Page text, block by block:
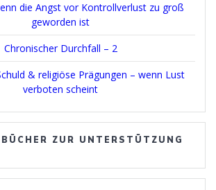
die Angst vor Kontrollverlust zu groß
geworden ist
Chronischer Durchfall – 2
& religiöse Prägungen – wenn Lust
verboten scheint
ZUR UNTERSTÜTZUNG